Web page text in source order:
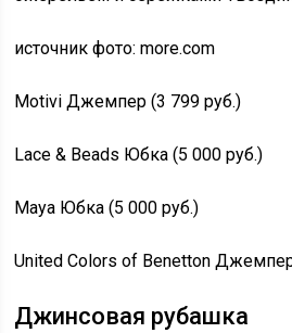
источник фото: more.com
Motivi Джемпер (3 799 руб.)
Lace & Beads Юбка (5 000 руб.)
Maya Юбка (5 000 руб.)
United Colors of Benetton
Джинсовая рубашка